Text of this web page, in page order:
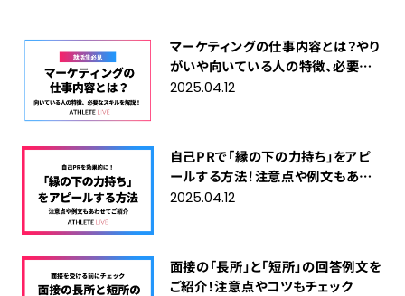
マーケティングの仕事内容とは？やり
がいや向いている人の特徴、必要な
スキルを解説！
2025.04.12
自己PRで「縁の下の力持ち」をアピ
ールする方法！注意点や例文もあわ
せてご紹介
2025.04.12
面接の「長所」と「短所」の回答例文を
ご紹介！注意点やコツもチェック